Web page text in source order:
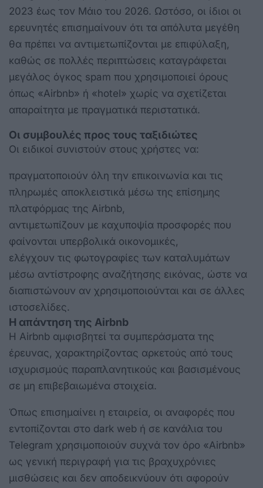
2023 έως τον Μάιο του 2026. Ωστόσο, οι ίδιοι οι
ερευνητές επισημαίνουν ότι τα απόλυτα μεγέθη
θα πρέπει να αντιμετωπίζονται με επιφύλαξη,
καθώς σε πολλές περιπτώσεις καταγράφεται
μεγάλος όγκος spam που χρησιμοποιεί όρους
όπως «Airbnb» ή «hotel» χωρίς να σχετίζεται
απαραίτητα με πραγματικά περιστατικά.
Οι συμβουλές προς τους ταξιδιώτες
Οι ειδικοί συνιστούν στους χρήστες να:
πραγματοποιούν όλη την επικοινωνία και τις
πληρωμές αποκλειστικά μέσω της επίσημης
πλατφόρμας της Airbnb,
αντιμετωπίζουν με καχυποψία προσφορές που
φαίνονται υπερβολικά οικονομικές,
ελέγχουν τις φωτογραφίες των καταλυμάτων
μέσω αντίστροφης αναζήτησης εικόνας, ώστε να
διαπιστώνουν αν χρησιμοποιούνται και σε άλλες
ιστοσελίδες.
Η απάντηση της Airbnb
Η Airbnb αμφισβητεί τα συμπεράσματα της
έρευνας, χαρακτηρίζοντας αρκετούς από τους
ισχυρισμούς παραπλανητικούς και βασισμένους
σε μη επιβεβαιωμένα στοιχεία.
Όπως επισημαίνει η εταιρεία, οι αναφορές που
εντοπίζονται στο dark web ή σε κανάλια του
Telegram χρησιμοποιούν συχνά τον όρο «Airbnb»
ως γενική περιγραφή για τις βραχυχρόνιες
μισθώσεις και δεν αποδεικνύουν ότι αφορούν